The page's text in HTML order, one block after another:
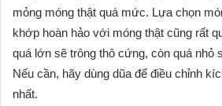
mỏng móng thật quá mức. Lựa chọn
khớp hoàn hảo với móng thật cũng rất
quá lớn sẽ trông thô cứng, còn quá nhỏ
Nếu cần, hãy dùng dũa để điều chỉnh
nhất.